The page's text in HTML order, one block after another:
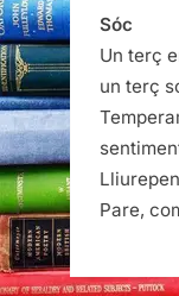
Sóc
Un terç
un terç
Pare,